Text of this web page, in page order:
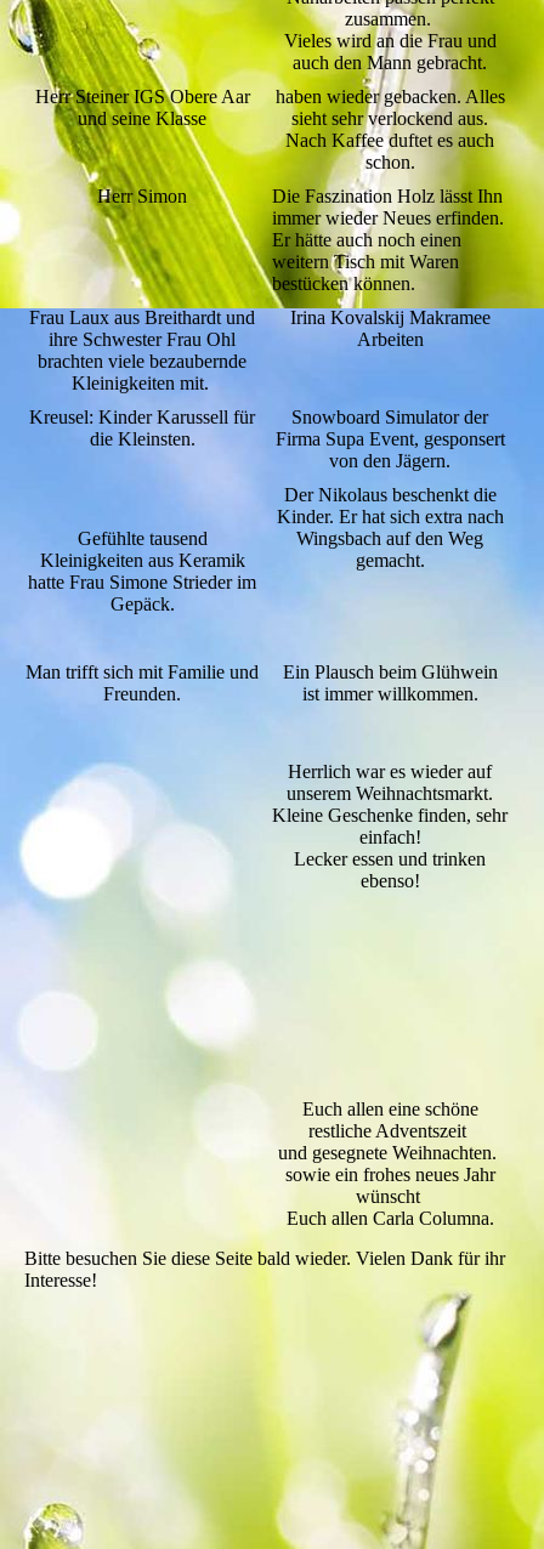
zusammen.
Vieles wird an die Frau und
auch den Mann gebracht.
Herr Steiner IGS Obere Aar
und seine Klasse
haben wieder gebacken. Alles
sieht sehr verlockend aus.
Nach Kaffee duftet es auch
schon.
Herr Simon
Die Faszination Holz lässt Ihn
immer wieder Neues erfinden.
Er hätte auch noch einen
weitern Tisch mit Waren
bestücken können.
Frau Laux aus Breithardt und
ihre Schwester Frau Ohl
brachten viele bezaubernde
Kleinigkeiten mit.
Irina Kovalskij Makramee
Arbeiten
Kreusel: Kinder Karussell für
die Kleinsten.
Snowboard Simulator der
Firma Supa Event, gesponsert
von den Jägern.
Gefühlte tausend
Kleinigkeiten aus Keramik
hatte Frau Simone Strieder im
Gepäck.
Der Nikolaus beschenkt die
Kinder. Er hat sich extra nach
Wingsbach auf den Weg
gemacht.
Man trifft sich mit Familie und
Freunden.
Ein Plausch beim Glühwein
ist immer willkommen.
Herrlich war es wieder auf
unserem Weihnachtsmarkt.
Kleine Geschenke finden, sehr
einfach!
Lecker essen und trinken
ebenso!
Euch allen eine schöne
restliche Adventszeit
und gesegnete Weihnachten.
sowie ein frohes neues Jahr
wünscht
Euch allen Carla Columna.
Bitte besuchen Sie diese Seite bald wieder. Vielen Dank für ihr
Interesse!